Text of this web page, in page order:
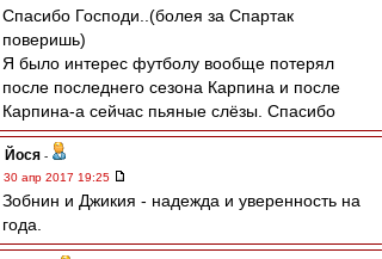
Спасибо Господи..(болея за Спартак
поверишь)
Я было интерес футболу вообще потерял
после последнего сезона Карпина и после
Карпина-а сейчас пьяные слёзы. Спасибо
Йося -
30 апр 2017 19:25
Зобнин и Джикия - надежда и уверенность на
года.